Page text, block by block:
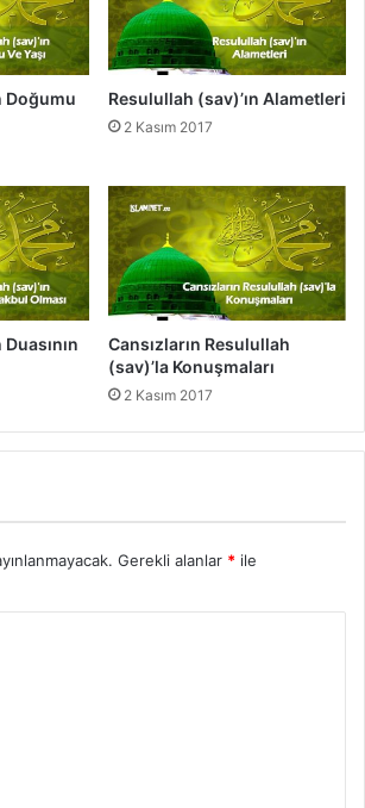
Doğumu
Resulullah (sav)’ın Alametleri
2 Kasım 2017
Cansızların Resulullah
(sav)’la Konuşmaları
2 Kasım 2017
Gerekli alanlar * ile